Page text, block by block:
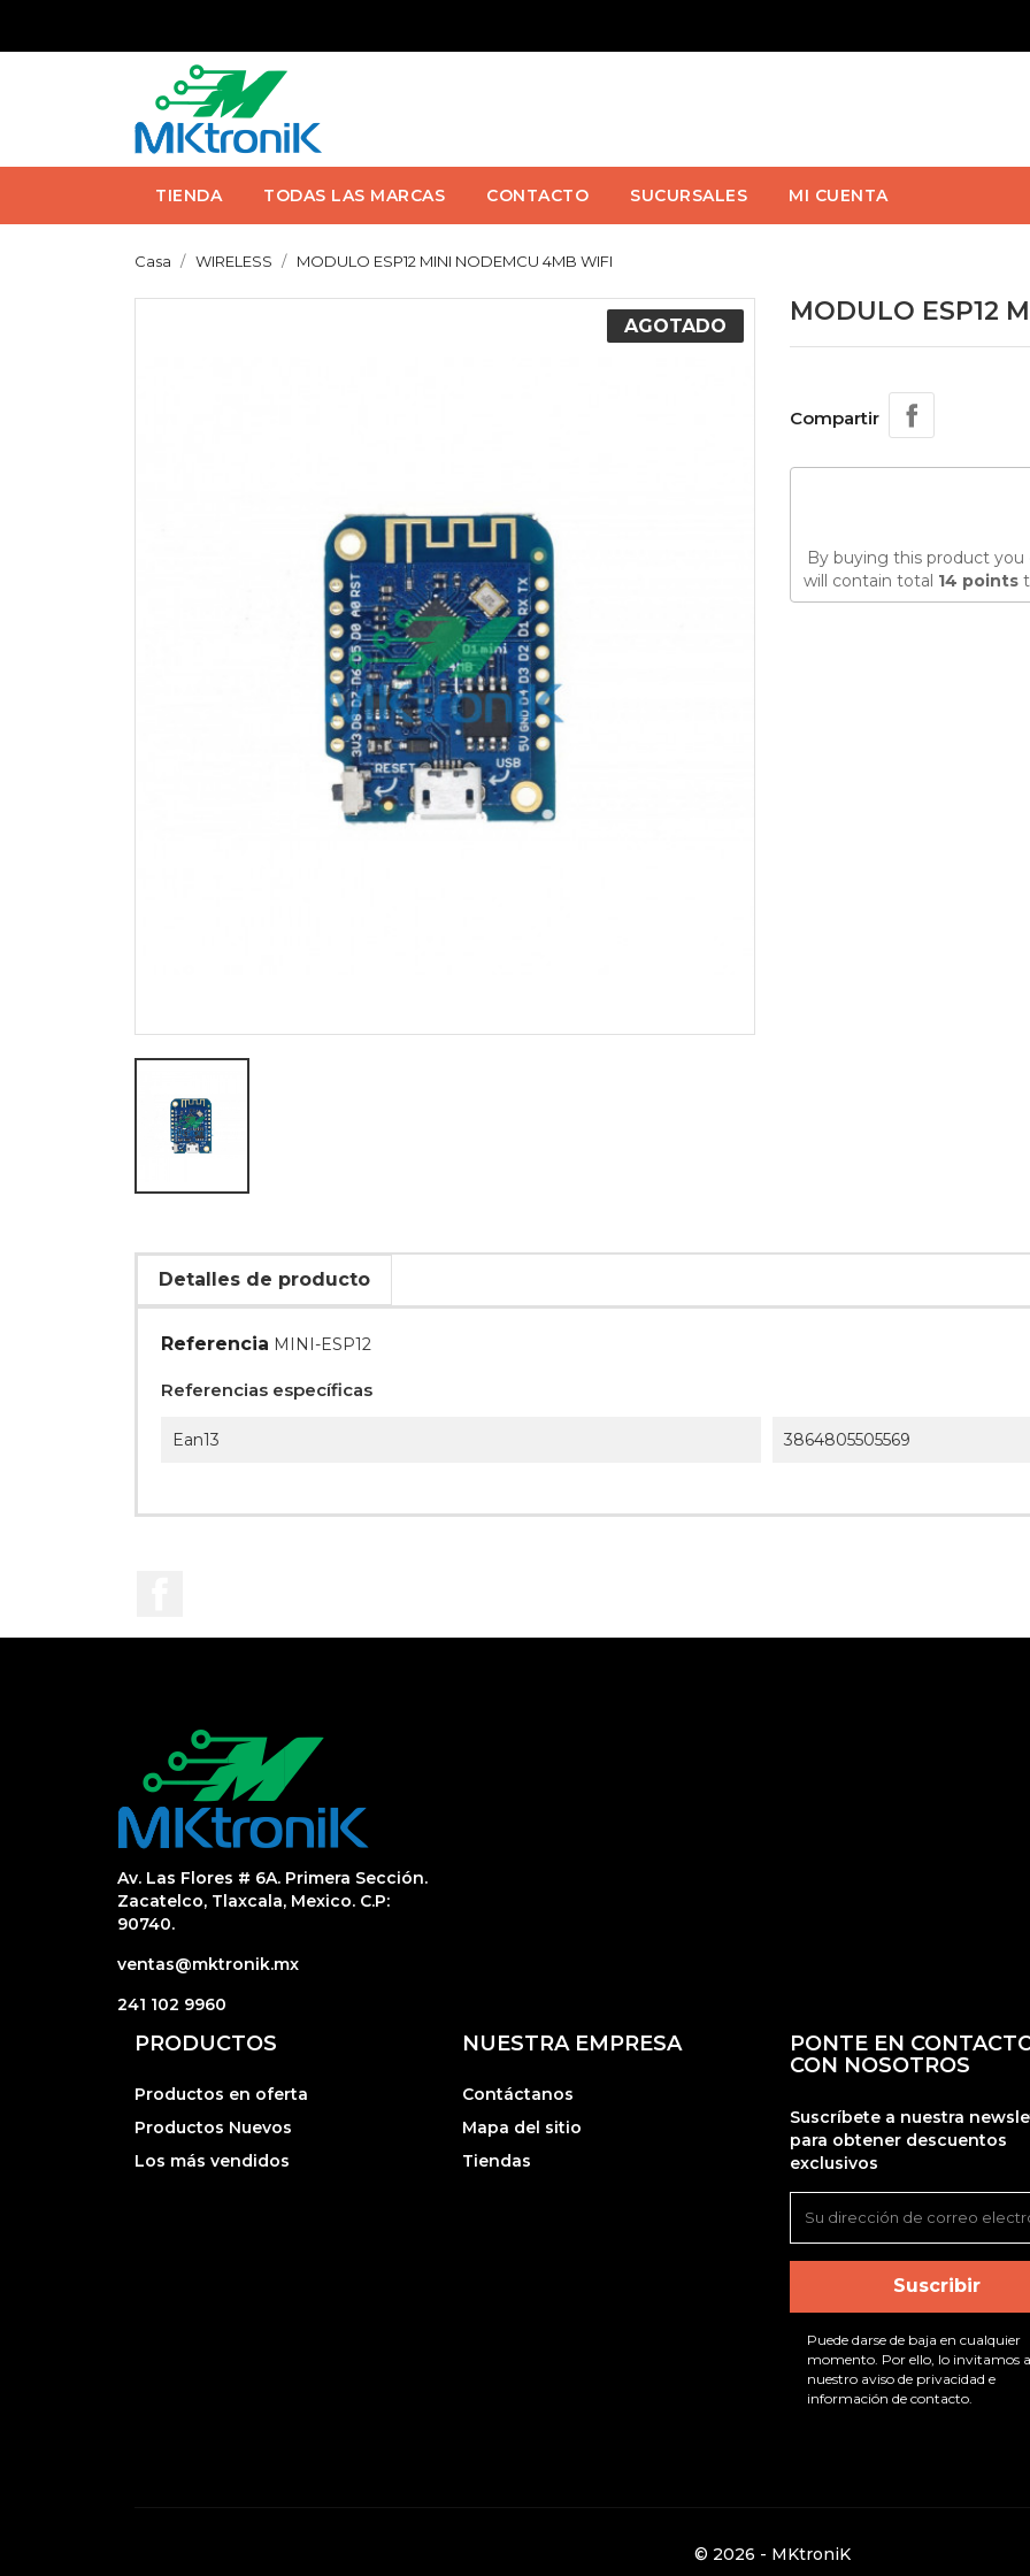
TIENDA TODAS LAS MARCAS CONTACTO SUCURSALES MI CUENTA
Casa WIRELESS MODULO ESP12 MINI NODEMCU 4MB WIFI
AGOTADO MODULO ESP12
Compartir
By buying this product
will contain total 14 points
Detalles de producto
Referencia MINI-ESP12
Referencias específicas
Ean13 3864805505569
Av. Las Flores # 6A. Primera Sección.
Zacatelco, Tlaxcala, Mexico. C.P:
90740.
ventas@mktronik.mx
241 102 9960
PRODUCTOS
Productos en oferta
Productos Nuevos
Los más vendidos
NUESTRA EMPRESA
Contáctanos
Mapa del sitio
Tiendas
PONTE EN
CON NOSOTROS
Suscríbete a nuestra
para obtener descuentos
exclusivos
Puede darse de baja en cualquier
momento. Por ello, lo invitamos
nuestro aviso de privacidad e
información de contacto.
© 2026 - MKtroniK